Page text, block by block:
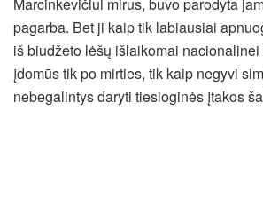
Marcinkevičiui mirus, buvo parodyta
pagarba. Bet ji kaip tik labiausiai
iš biudžeto lėšų išlaikomai
įdomūs tik po mirties, tik kaip negyvi
nebegalintys daryti tiesioginės įtakos